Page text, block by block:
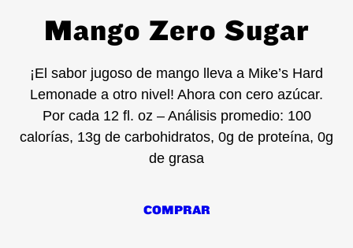
Mango Zero Sugar
¡El sabor jugoso de mango lleva a Mike’s Hard
Lemonade a otro nivel! Ahora con cero azúcar.
Por cada 12 fl. oz – Análisis promedio: 100
calorías, 13g de carbohidratos, 0g de proteína, 0g
de grasa
COMPRAR